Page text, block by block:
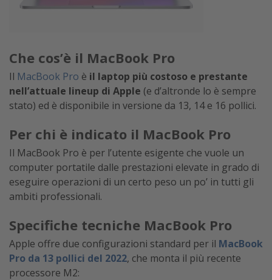
Che cos’è il MacBook Pro
Il MacBook Pro è il laptop più costoso e prestante
nell’attuale lineup di Apple (e d’altronde lo è sempre
stato) ed è disponibile in versione da 13, 14 e 16 pollici.
Per chi è indicato il MacBook Pro
Il MacBook Pro è per l’utente esigente che vuole un
computer portatile dalle prestazioni elevate in grado di
eseguire operazioni di un certo peso un po’ in tutti gli
ambiti professionali.
Specifiche tecniche MacBook Pro
Apple offre due configurazioni standard per il MacBook
Pro da 13 pollici del 2022, che monta il più recente
processore M2: